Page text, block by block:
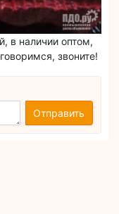
в наличии оптом,
звоните!
Отправить